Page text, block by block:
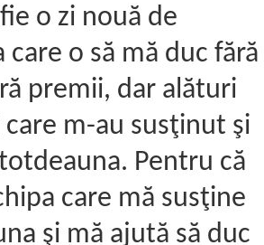
o zi nouă de
care o să mă duc fără
premii, dar alături
m-au susţinut şi
Pentru că
care mă susţine
şi mă ajută să duc